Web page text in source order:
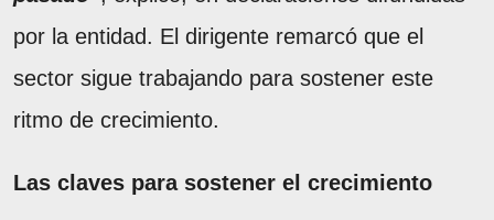
por la entidad. El dirigente remarcó que el
sector sigue trabajando para sostener este
ritmo de crecimiento.
Las claves para sostener el crecimiento